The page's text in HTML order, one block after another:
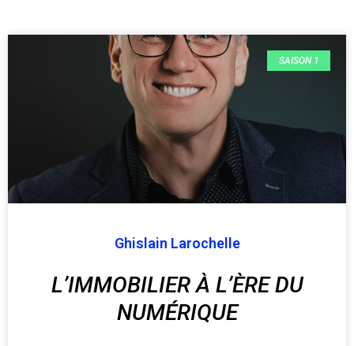
SAISON 1
Ghislain Larochelle
L’IMMOBILIER À L’ÈRE DU
NUMÉRIQUE